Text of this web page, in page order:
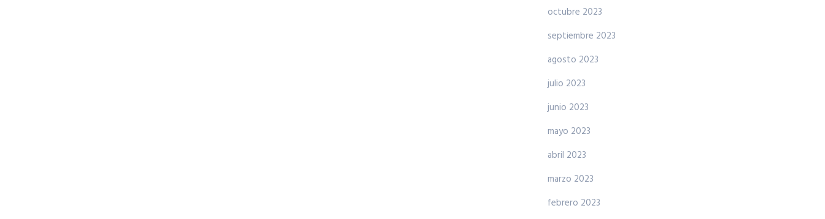
octubre 2023
septiembre 2023
agosto 2023
julio 2023
junio 2023
mayo 2023
abril 2023
marzo 2023
febrero 2023